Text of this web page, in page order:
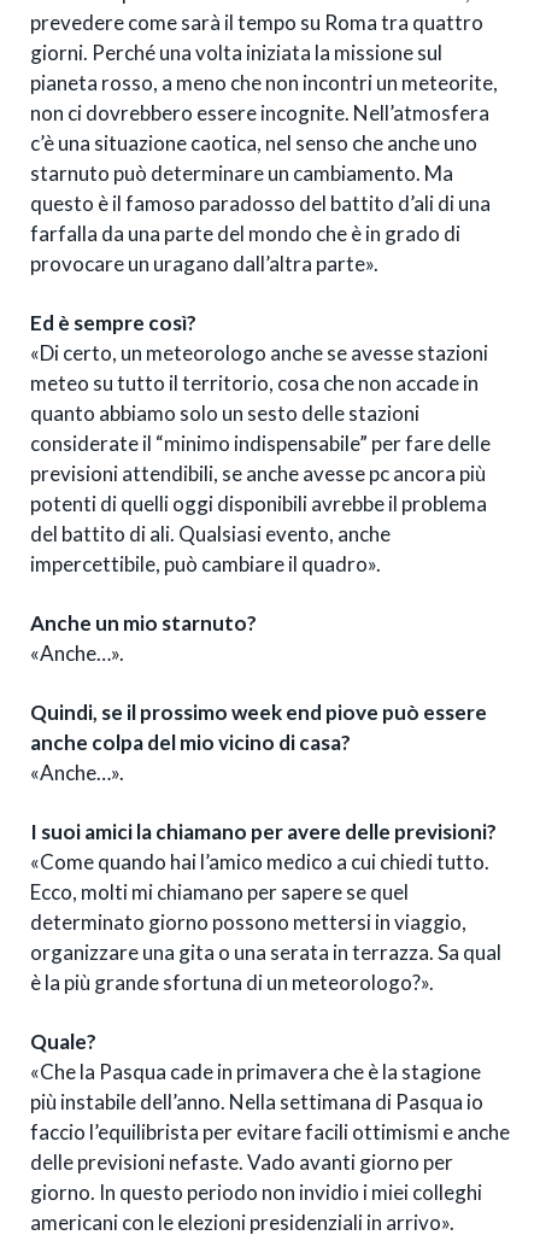
prevedere come sarà il tempo su Roma tra quattro
giorni. Perché una volta iniziata la missione sul
pianeta rosso, a meno che non incontri un meteorite,
non ci dovrebbero essere incognite. Nell’atmosfera
c’è una situazione caotica, nel senso che anche uno
starnuto può determinare un cambiamento. Ma
questo è il famoso paradosso del battito d’ali di una
farfalla da una parte del mondo che è in grado di
provocare un uragano dall’altra parte».
Ed è sempre così?
«Di certo, un meteorologo anche se avesse stazioni
meteo su tutto il territorio, cosa che non accade in
quanto abbiamo solo un sesto delle stazioni
considerate il “minimo indispensabile” per fare delle
previsioni attendibili, se anche avesse pc ancora più
potenti di quelli oggi disponibili avrebbe il problema
del battito di ali. Qualsiasi evento, anche
impercettibile, può cambiare il quadro».
Anche un mio starnuto?
«Anche…».
Quindi, se il prossimo week end piove può essere
anche colpa del mio vicino di casa?
«Anche…».
I suoi amici la chiamano per avere delle previsioni?
«Come quando hai l’amico medico a cui chiedi tutto.
Ecco, molti mi chiamano per sapere se quel
determinato giorno possono mettersi in viaggio,
organizzare una gita o una serata in terrazza. Sa qual
è la più grande sfortuna di un meteorologo?».
Quale?
«Che la Pasqua cade in primavera che è la stagione
più instabile dell’anno. Nella settimana di Pasqua io
faccio l’equilibrista per evitare facili ottimismi e anche
delle previsioni nefaste. Vado avanti giorno per
giorno. In questo periodo non invidio i miei colleghi
americani con le elezioni presidenziali in arrivo».